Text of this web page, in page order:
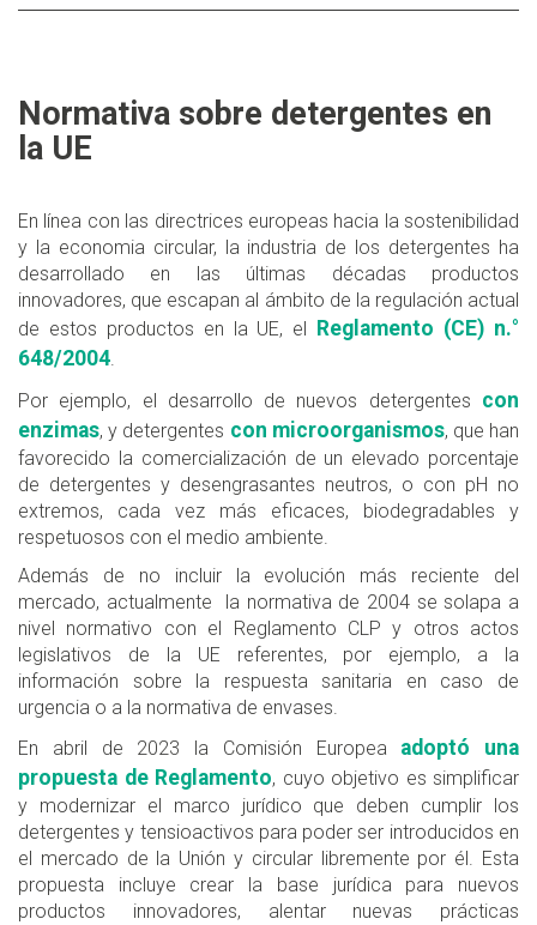
Normativa sobre detergentes en
la UE
En línea con las directrices europeas hacia la sostenibilidad
y la economia circular, la industria de los detergentes ha
desarrollado en las últimas décadas productos
innovadores, que escapan al ámbito de la regulación actual
de estos productos en la UE, el Reglamento (CE) n.°
648/2004
Por ejemplo, el desarrollo de nuevos detergentes con
enzimas, y detergentes con microorganismos, que han
favorecido la comercialización de un elevado porcentaje
de detergentes y desengrasantes neutros, o con pH no
extremos, cada vez más eficaces, biodegradables y
respetuosos con el medio ambiente.
Además de no incluir la evolución más reciente del
mercado, actualmente la normativa de 2004 se solapa a
nivel normativo con el Reglamento CLP y otros actos
legislativos de la UE referentes, por ejemplo, a la
información sobre la respuesta sanitaria en caso de
urgencia o a la normativa de envases.
En abril de 2023 la Comisión Europea adoptó una
propuesta de Reglamento, cuyo objetivo es simplificar
y modernizar el marco jurídico que deben cumplir los
detergentes y tensioactivos para poder ser introducidos en
el mercado de la Unión y circular libremente por él. Esta
propuesta incluye crear la base jurídica para nuevos
productos innovadores, alentar nuevas prácticas